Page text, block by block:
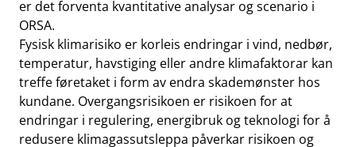
er det forventa kvantitative analysar og scenario i
ORSA.
Fysisk klimarisiko er korleis endringar i vind, nedbør,
temperatur, havstiging eller andre klimafaktorar kan
treffe føretaket i form av endra skademønster hos
kundane. Overgangsrisikoen er risikoen for at
endringar i regulering, energibruk og teknologi for å
redusere klimagassutsleppa påverkar risikoen og